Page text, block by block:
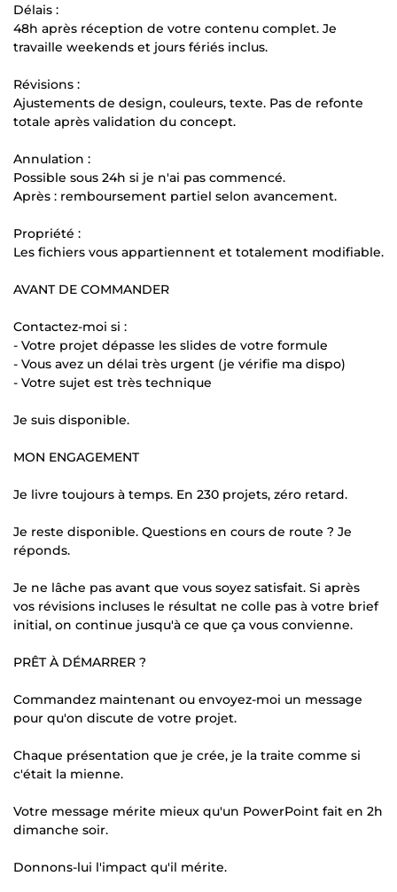
Délais :
48h après réception de votre contenu complet. Je
travaille weekends et jours fériés inclus.
Révisions :
Ajustements de design, couleurs, texte. Pas de refonte
totale après validation du concept.
Annulation :
Possible sous 24h si je n'ai pas commencé.
Après : remboursement partiel selon avancement.
Propriété :
Les fichiers vous appartiennent et totalement modifiable.
AVANT DE COMMANDER
Contactez-moi si :
- Votre projet dépasse les slides de votre formule
- Vous avez un délai très urgent (je vérifie ma dispo)
- Votre sujet est très technique
Je suis disponible.
MON ENGAGEMENT
Je livre toujours à temps. En 230 projets, zéro retard.
Je reste disponible. Questions en cours de route ? Je
réponds.
Je ne lâche pas avant que vous soyez satisfait. Si après
vos révisions incluses le résultat ne colle pas à votre brief
initial, on continue jusqu'à ce que ça vous convienne.
PRÊT À DÉMARRER ?
Commandez maintenant ou envoyez-moi un message
pour qu'on discute de votre projet.
Chaque présentation que je crée, je la traite comme si
c'était la mienne.
Votre message mérite mieux qu'un PowerPoint fait en 2h
dimanche soir.
Donnons-lui l'impact qu'il mérite.